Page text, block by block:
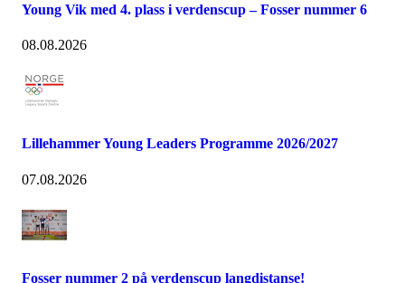
Young Vik med 4. plass i verdenscup – Fosser nummer 6
08.08.2026
Lillehammer Young Leaders Programme 2026/2027
07.08.2026
Fosser nummer 2 på verdenscup langdistanse!